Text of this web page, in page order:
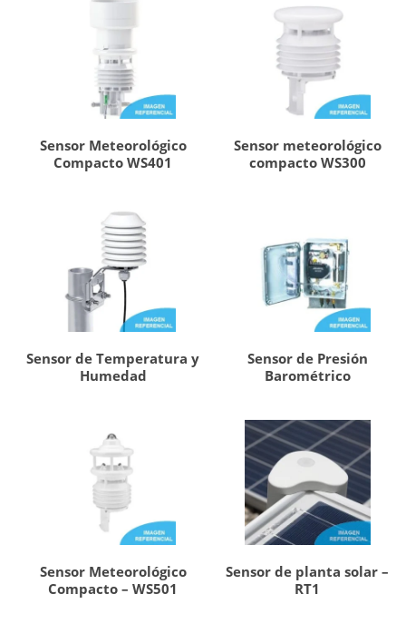
Sensor Meteorológico
Compacto WS401
Sensor meteorológico
compacto WS300
Sensor de Temperatura y
Humedad
Sensor de Presión
Barométrico
Sensor Meteorológico
Compacto – WS501
Sensor de planta solar –
RT1